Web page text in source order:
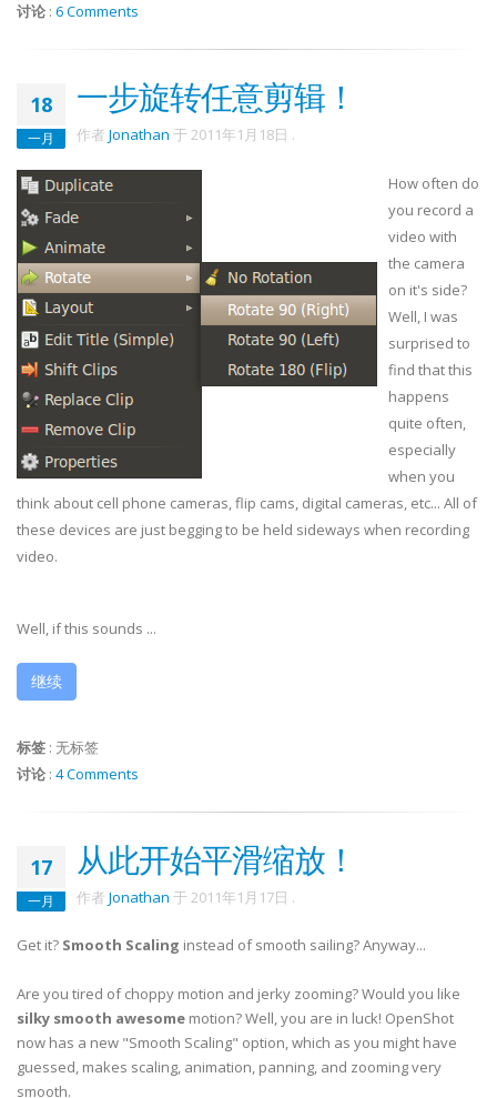
讨论 : 6 Comments
18
一月
一步旋转任意剪辑！
作者 Jonathan 于 2011年1月18日 .
How often do
you record a
video with
the camera
on it's side?
Well, I was
surprised to
find that this
happens
quite often,
especially
when you
think about cell phone cameras, flip cams, digital cameras, etc... All of
these devices are just begging to be held sideways when recording
video.
Well, if this sounds ...
继续
标签 : 无标签
讨论 : 4 Comments
17
一月
从此开始平滑缩放！
作者 Jonathan 于 2011年1月17日 .
Get it? Smooth Scaling instead of smooth sailing? Anyway...
Are you tired of choppy motion and jerky zooming? Would you like
silky smooth awesome motion? Well, you are in luck! OpenShot
now has a new "Smooth Scaling" option, which as you might have
guessed, makes scaling, animation, panning, and zooming very
smooth.